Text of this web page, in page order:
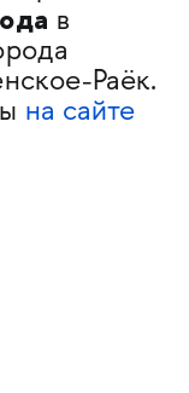
в
Раёк.
на сайте